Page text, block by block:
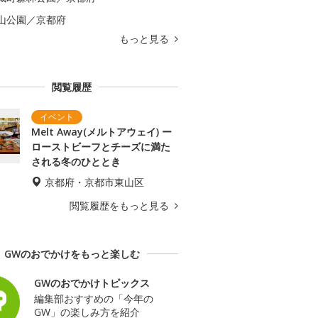
公園／京都府
もっと見る
閲覧履歴
Melt Away(メルトアウェイ) ー
ローストビーフとチーズに満た
される冬のひととき
京都府・京都市東山区
閲覧履歴をもっと見る
GWのおでかけをもっと楽しむ
GWのおでかけトピックス
編集部おすすめの「今年の
GW」の楽しみ方を紹介